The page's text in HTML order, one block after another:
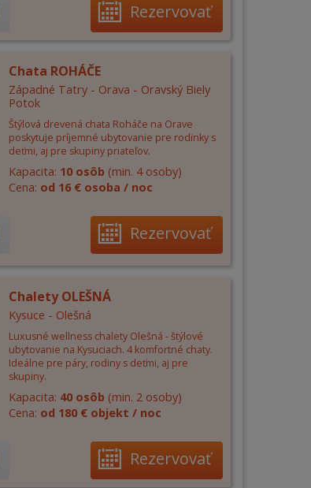
Rezervovať
Chata ROHÁČE
Západné Tatry - Orava - Oravský Biely
Potok
Štýlová drevená chata Roháče na Orave
poskytuje príjemné ubytovanie pre rodinky s
deťmi, aj pre skupiny priateľov.
Kapacita: 10 osôb (min. 4 osoby)
Cena: od 16 € osoba / noc
Rezervovať
Chalety OLEŠNÁ
Kysuce - Olešná
Luxusné wellness chalety Olešná - štýlové
ubytovanie na Kysuciach. 4 komfortné chaty.
Ideálne pre páry, rodiny s deťmi, aj pre
skupiny.
Kapacita: 40 osôb (min. 2 osoby)
Cena: od 180 € objekt / noc
Rezervovať